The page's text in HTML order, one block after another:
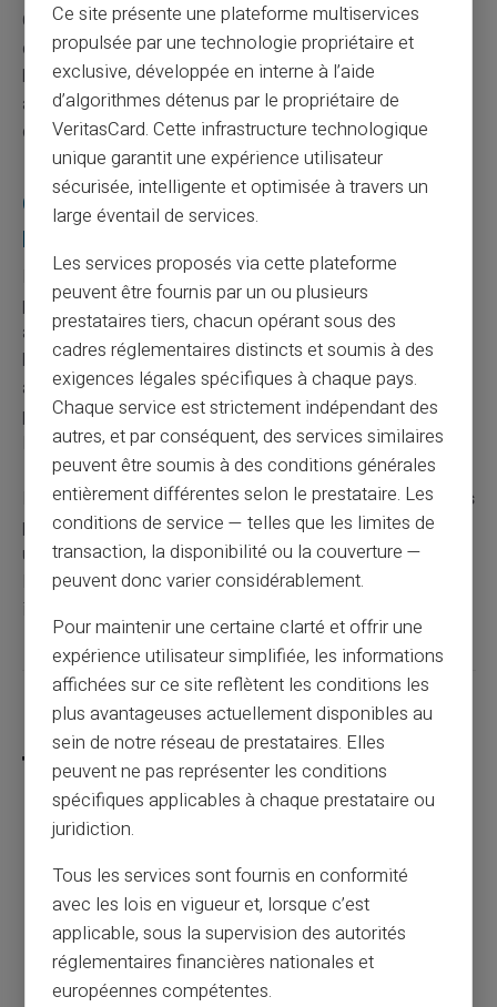
Certains comptes jeunes ou étudiants bénéficient aussi
de conditions préférentielles visant à limiter les frais
bancaires, y compris lesagios.Si vous correspondez
aux critères, cela vaut la peine de se renseigner auprès
de votre banque.
Comptes particuliers vs comptes
professionnels
Les conditions varient également entre les comptes
personnels et les comptes professionnels. Les tarifs
appliqués aux professionnels sont souvent différents, et
bien souvent plus élevés pour compenser le risque
accru pris par la banque. Une entreprise doit donc faire
preuve de vigilance accrue et de gestion proactive pour
limiter ses frais bancaires.
Pour résumer, la compréhension et la maîtrise desagios
passent par une vigilance constante et une bonne
utilisation des outils mis à disposition par les banques.
En gérez mieux vos finances, vous éviterez des frais
inutiles et garderez le contrôle sur votre budget.
Partager cet article
Ouvrir un compte en ligne sans dépôt et
sans justificatif
Article précédent
Ce site présente une plateforme multiservices
propulsée par une technologie propriétaire et
exclusive, développée en interne à l’aide
d’algorithmes détenus par le propriétaire de
VeritasCard. Cette infrastructure technologique
unique garantit une expérience utilisateur
sécurisée, intelligente et optimisée à travers un
large éventail de services.
Les services proposés via cette plateforme
peuvent être fournis par un ou plusieurs
prestataires tiers, chacun opérant sous des
cadres réglementaires distincts et soumis à des
exigences légales spécifiques à chaque pays.
Chaque service est strictement indépendant des
autres, et par conséquent, des services similaires
peuvent être soumis à des conditions générales
entièrement différentes selon le prestataire. Les
conditions de service — telles que les limites de
transaction, la disponibilité ou la couverture —
peuvent donc varier considérablement.
Pour maintenir une certaine clarté et offrir une
expérience utilisateur simplifiée, les informations
affichées sur ce site reflètent les conditions les
plus avantageuses actuellement disponibles au
sein de notre réseau de prestataires. Elles
peuvent ne pas représenter les conditions
spécifiques applicables à chaque prestataire ou
juridiction.
Tous les services sont fournis en conformité
avec les lois en vigueur et, lorsque c’est
applicable, sous la supervision des autorités
réglementaires financières nationales et
européennes compétentes.